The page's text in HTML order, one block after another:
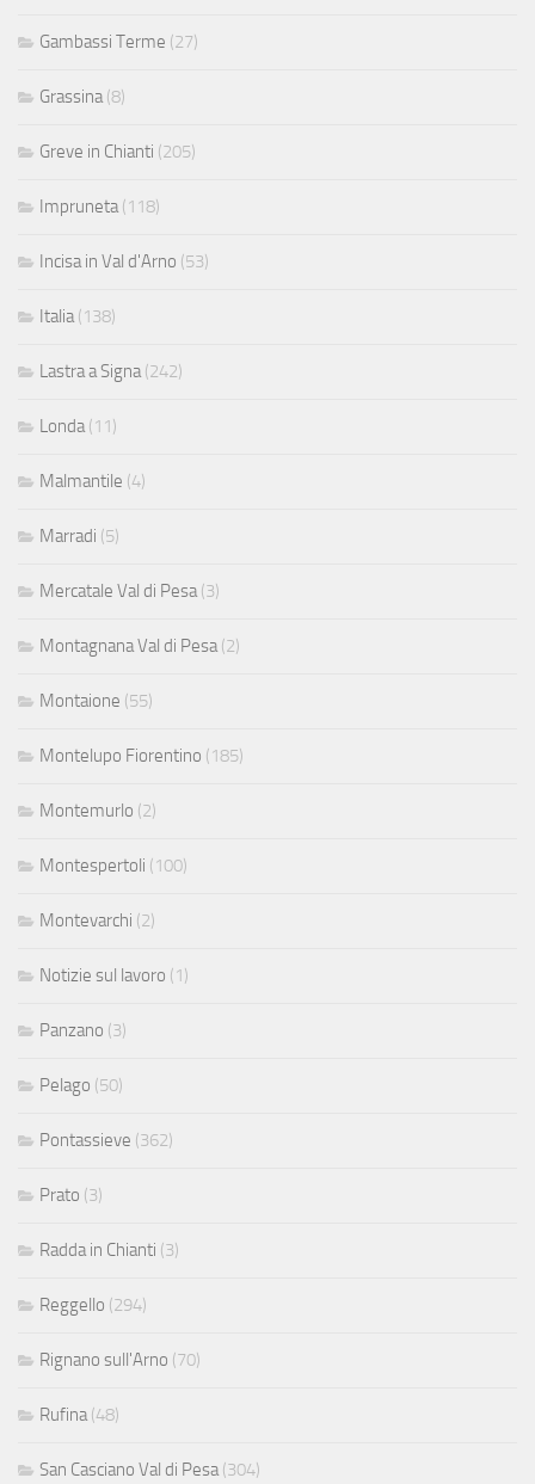
Gambassi Terme (27)
Grassina(8)
Greve in Chianti (205)
Impruneta(118)
Incisa in Val d'Arno (53)
Italia(138)
Lastra a Signa(242)
Londa(11)
Malmantile (4)
Marradi (5)
Mercatale Val di Pesa(3)
Montagnana Val di Pesa(2)
Montaione (55)
Montelupo Fiorentino (185)
Montemurlo (2)
Montespertoli (100)
Montevarchi (2)
Notizie sul lavoro (1)
Panzano (3)
Pelago (50)
Pontassieve (362)
Prato (3)
Radda in Chianti (3)
Reggello (294)
Rignano sull'Arno (70)
Rufina(48)
San Casciano Val di Pesa(304)